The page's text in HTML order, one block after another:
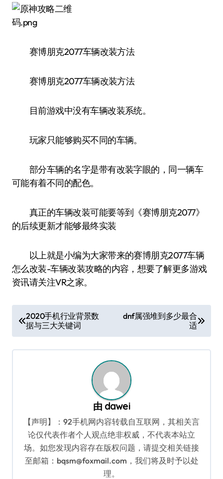
赛博朋克2077车辆改装方法
赛博朋克2077车辆改装方法
目前游戏中没有车辆改装系统。
玩家只能够购买不同的车辆。
部分车辆的名字是带有改装字眼的，同一辆车
可能有着不同的配色。
真正的车辆改装可能要等到《赛博朋克2077》
的后续更新才能够最终实装
以上就是小编为大家带来的赛博朋克2077车辆
怎么改装-车辆改装攻略的内容，想要了解更多游戏
资讯请关注VR之家。
章
导
2020手机行业背景数
据与三大关键词
dnf属强堆到多少最合
适
由 dawei
【声明】：92手机网内容转载自互联网，其相关言
论仅代表作者个人观点绝非权威，不代表本站立
场。如您发现内容存在版权问题，请提交相关链接
至邮箱：bqsm@foxmail.com，我们将及时予以处
理。